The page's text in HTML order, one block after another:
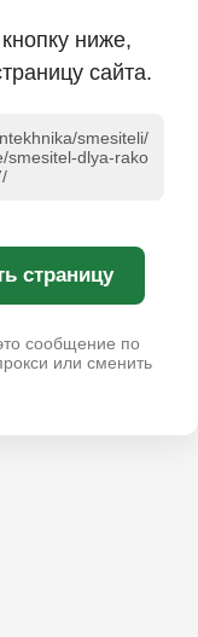
ниже,
сайта.
smesiteli/
smesitel-dlya-rako
страницу
сообщение по
или сменить